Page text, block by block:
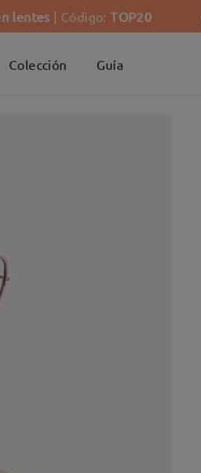
lentes | Código:TOP20
Colección Guía